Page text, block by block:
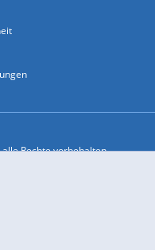
Rechte vorbehalten